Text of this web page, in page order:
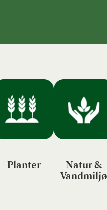
Planter
Natur &
Vandmiljø